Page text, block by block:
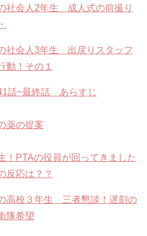
社会人2年生 成人式の前撮り
社会人3年生 出戻りスタッフ
動！その１
話~最終話 あらすじ
薬の提案
！PTAの役員が回ってきました
反応は？？
高校３年生 三者懇談！遅刻の
隊希望